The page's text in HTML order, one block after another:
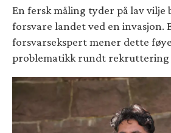
En fersk måling tyder på lav
forsvare landet ved en invasjon.
forsvarsekspert mener dette
problematikk rundt